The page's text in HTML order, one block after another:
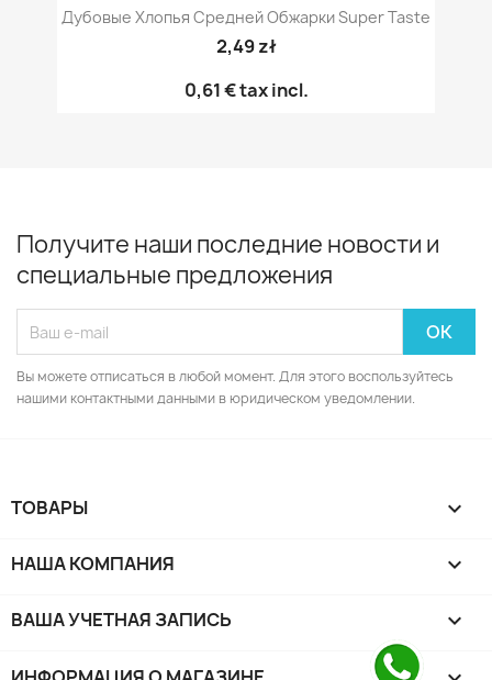
Дубовые Хлопья Средней Обжарки Super Taste
2,49 zł
0,61 €tax incl.
Получите наши последние новости и
специальные предложения
Вы можете отписаться в любой момент. Для этого воспользуйтесь
нашими контактными данными в юридическом уведомлении.
ТОВАРЫ 
НАША КОМПАНИЯ 
ВАША УЧЕТНАЯ ЗАПИСЬ 